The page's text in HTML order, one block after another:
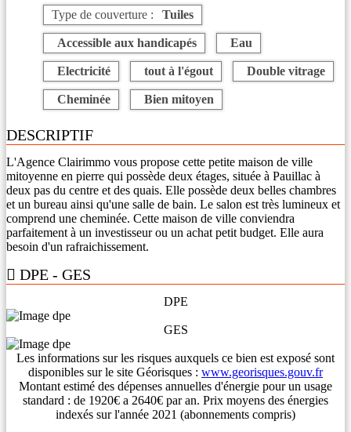
Type de couverture : Tuiles
Accessible aux handicapés Eau
Electricité tout à l'égout Double vitrage
Cheminée Bien mitoyen
DESCRIPTIF
L'Agence Clairimmo vous propose cette petite maison de ville
mitoyenne en pierre qui possède deux étages, située à Pauillac à
deux pas du centre et des quais. Elle possède deux belles chambres
et un bureau ainsi qu'une salle de bain. Le salon est très lumineux et
comprend une cheminée. Cette maison de ville conviendra
parfaitement à un investisseur ou un achat petit budget. Elle aura
besoin d'un rafraichissement.
DPE - GES
DPE
GES
Les informations sur les risques auxquels ce bien est exposé sont
disponibles sur le site Géorisques : www.georisques.gouv.fr
Montant estimé des dépenses annuelles d'énergie pour un usage
standard : de 1920€ a 2640€ par an. Prix moyens des énergies
indexés sur l'année 2021 (abonnements compris)